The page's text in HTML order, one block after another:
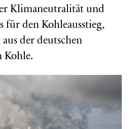
Klimaneutralität und
für den Kohleausstieg,
der deutschen
Kohle.